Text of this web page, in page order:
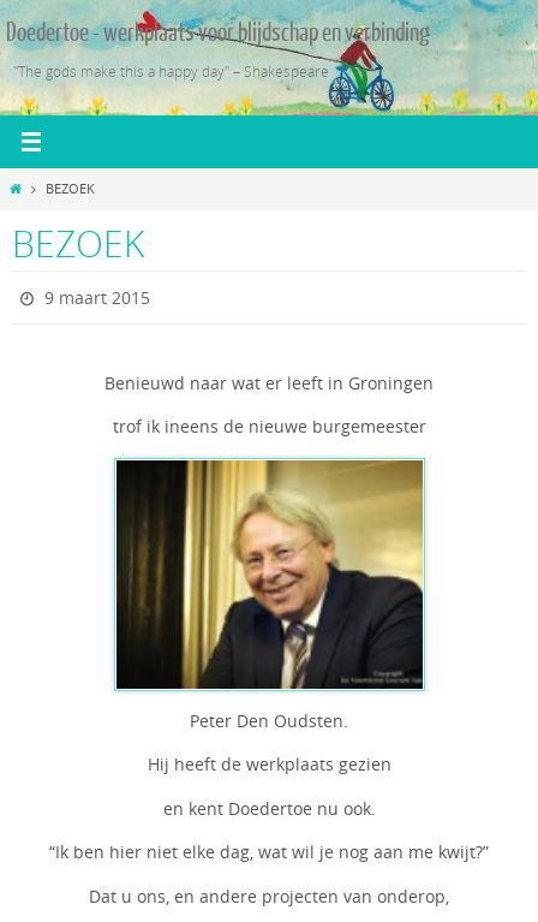
Ga
naar
de
inhoud
Doedertoe - werkplaats voor blijdschap en verbinding
"The gods make this a happy day" – Shakespeare
HomeBEZOEK
BEZOEK
9 maart 2015
Benieuwd naar wat er leeft in Groningen
trof ik ineens de nieuwe burgemeester
Peter Den Oudsten.
Hij heeft de werkplaats gezien
en kent Doedertoe nu ook.
“Ik ben hier niet elke dag, wat wil je nog aan me kwijt?”
Dat u ons, en andere projecten van onderop,